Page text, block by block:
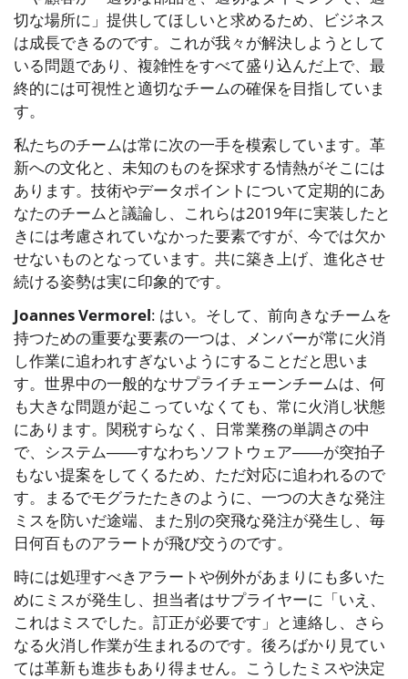
切な場所に」提供してほしいと求めるため、ビジネス
は成長できるのです。これが我々が解決しようとして
いる問題であり、複雑性をすべて盛り込んだ上で、最
終的には可視性と適切なチームの確保を目指していま
す。
私たちのチームは常に次の一手を模索しています。革
新への文化と、未知のものを探求する情熱がそこには
あります。技術やデータポイントについて定期的にあ
なたのチームと議論し、これらは2019年に実装したと
きには考慮されていなかった要素ですが、今では欠か
せないものとなっています。共に築き上げ、進化させ
続ける姿勢は実に印象的です。
Joannes Vermorel: はい。そして、前向きなチームを
持つための重要な要素の一つは、メンバーが常に火消
し作業に追われすぎないようにすることだと思いま
す。世界中の一般的なサプライチェーンチームは、何
も大きな問題が起こっていなくても、常に火消し状態
にあります。関税すらなく、日常業務の単調さの中
で、システム――すなわちソフトウェア――が突拍子
もない提案をしてくるため、ただ対応に追われるので
す。まるでモグラたたきのように、一つの大きな発注
ミスを防いだ途端、また別の突飛な発注が発生し、毎
日何百ものアラートが飛び交うのです。
時には処理すべきアラートや例外があまりにも多いた
めにミスが発生し、担当者はサプライヤーに「いえ、
これはミスでした。訂正が必要です」と連絡し、さら
なる火消し作業が生まれるのです。後ろばかり見てい
ては革新も進歩もあり得ません。こうしたミスや決定